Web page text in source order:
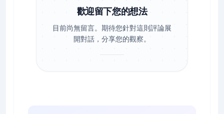
歡迎留下您的想法
目前尚無留言。期待您針對這則評論展
開對話，分享您的觀察。